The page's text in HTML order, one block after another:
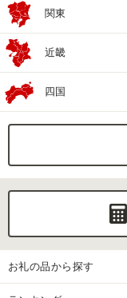
関東
近畿
四国
お礼の品から探す